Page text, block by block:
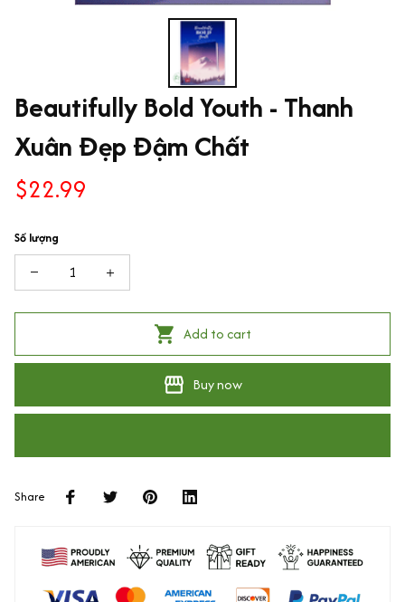
Beautifully Bold Youth - Thanh
Xuân Đẹp Đậm Chất
$22.99
Số lượng
Add to cart
Buy now
Share